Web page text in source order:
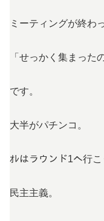
ミーティングが終わ
「せっかく集まった
です。
大半がパチンコ。
ｵﾚはラウンド1へ行こ
民主主義。